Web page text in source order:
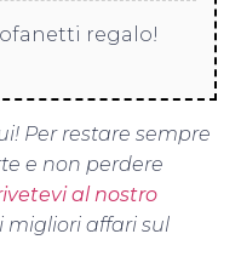
regalo!
Per restare sempre
e non perdere
al nostro
migliori affari sul